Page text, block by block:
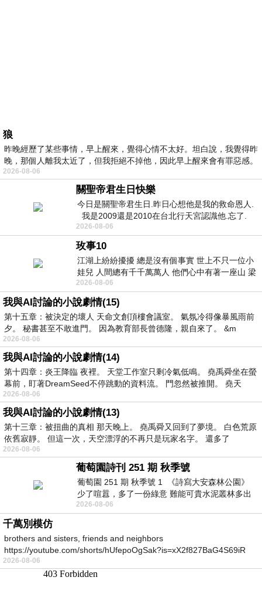
狼
昨晚經歷了某些事情，早上醒來，覺得心情不太好。坦白說，我覺得昨
晚，那個人離我太近了，但我拒絕不掉他，因此早上醒來會有罪惡感。
2026-08-06
關聖帝君生日快樂
今日是關聖帝君生日.昨日心想他是我的救命恩人.
我是2009還是2010在台北行天宮認識他.忘了.
一個奇摩交友的網友學
2026-08-06
玫事10
江湖上紛紛擾擾 總是沒有個事實 世上不只一位小
娃兒 人間總有千千萬萬人 他們心中有著一座山 梁
山佛山泰華衡恆嵩 一山之高
2026-08-06
我與AI討論的小說劇情(15)
第十五章：被決定的壞人 天命文創頂樓會議室。 氣氛冷得像暴風雨前
夕。 秘書甚至不敢進門。 因為教育部長曾德隆，親自來了。 &m
2026-08-06
我與AI討論的小說劇情(14)
第十四章：炎王降臨 夜裡。 天堂工作室只剩冷氣低鳴。 堯禹舜坐在螢
幕前，盯著DreamSeed不停跳動的資料流。 門忽然被推開。 堯天
2026-08-06
我與AI討論的小說劇情(13)
第十三章：被扭曲的真相 那天晚上。 堯禹舜又回到了夢境。 白色荒原
依舊寂靜。 但這一次，天空漂浮的不再只是玩家名字。 還多了
2026-08-06
葡萄園詩刊 251 期 秋季號
葡萄園 251 期 秋季號 1 《詩寫大安森林公園》
少了喧囂，多了一份綠意 難能可貴水泥叢林多出
一
2026-08-06
千萬別模仿
brothers and sisters, friends and neighbors
https://youtube.com/shorts/hUfepoOgSak?is=xX2f827BaG4S69iR
https
2026-08-06